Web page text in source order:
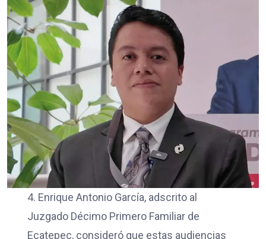
4. Enrique Antonio García, adscrito al
Juzgado Décimo Primero Familiar de
Ecatepec, consideró que estas audiencias